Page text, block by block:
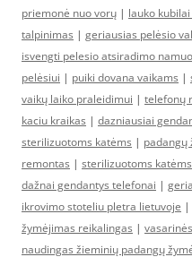
priemonė nuo vorų | lauko
talpinimas | geriausias pelėsio
isvengti pelesio atsiradimo
pelėsiui | puiki dovana vaikams |
vaikų laiko praleidimui | telefonų
kaciu kraikas | dazniausiai
sterilizuotoms katėms | padangų
remontas | sterilizuotoms
dažnai gendantys telefonai |
ikrovimo stoteliu pletra lietuvoje |
žymėjimas reikalingas |
naudingas žieminių padangų